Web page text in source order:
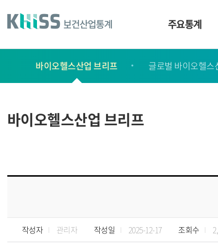
건
주요통계
서
간
행
바이오헬스산업 브리프 글로벌 바이오헬스
바이오헬스산업 브리프
작성자 관리자 작성일 2025-12-17 조회수